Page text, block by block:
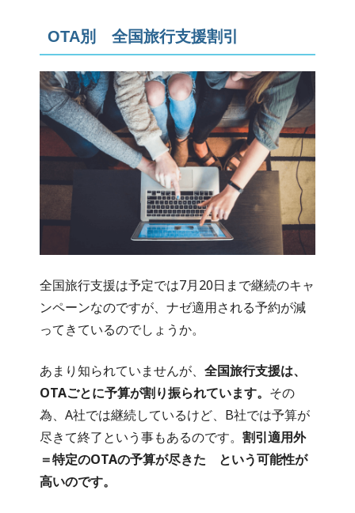
OTA別 全国旅行支援割引
全国旅行支援は予定では7月20日まで継続のキャ
ンペーンなのですが、ナゼ適用される予約が減
ってきているのでしょうか。
あまり知られていませんが、 全国旅行支援は、
OTAごとに予算が割り振られています。 その
為、A社では継続しているけど、B社では予算が
尽きて終了という事もあるのです。 割引適用外
＝特定のOTAの予算が尽きた という可能性が
高いのです。